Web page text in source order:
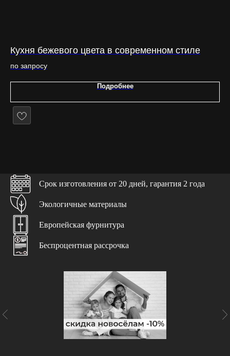
Кухня бежевого цвета в современном стиле
по запросу
Подробнее
Срок изготовления от 20 дней, гарантия 2 года
Экологичные материалы
Европейская фурнитура
Беспроцентная рассрочка
Бесплатно в каждом проекте
Доставка и подъем
Консультация специалиста
Бережно и в срок
С учетом особенностей помещения
Гарантируем чистоту